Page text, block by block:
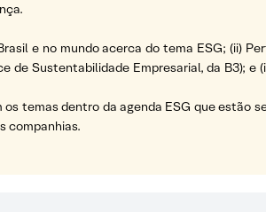
e no mundo acerca do tema ESG; (ii)
de Sustentabilidade Empresarial, da B3);
os temas dentro da agenda ESG que estão
companhias.